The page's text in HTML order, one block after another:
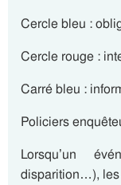
Cercle bleu :
Cercle rouge :
Carré bleu :
Policiers
Lorsqu’un
disparition…), les